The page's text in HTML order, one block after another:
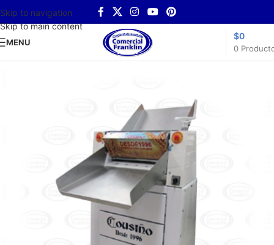
Skip to navigation
Skip to main content
MENU
0
$0